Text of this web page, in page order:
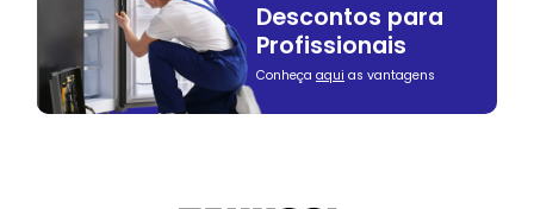
Descontos para
Profissionais
Conheça aqui as vantagens